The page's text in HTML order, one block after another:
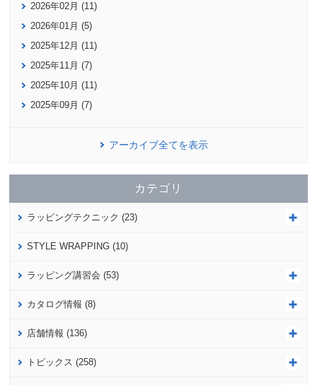
2026年02月 (11)
2026年01月 (5)
2025年12月 (11)
2025年11月 (7)
2025年10月 (11)
2025年09月 (7)
アーカイブ全てを表示
カテゴリ
ラッピングテクニック (23)
STYLE WRAPPING (10)
ラッピング講習会 (53)
カタログ情報 (8)
店舗情報 (136)
トピックス (258)